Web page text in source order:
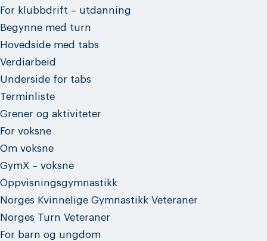
For klubbdrift – utdanning
Begynne med turn
Hovedside med tabs
Verdiarbeid
Underside for tabs
Terminliste
Grener og aktiviteter
For voksne
Om voksne
GymX – voksne
Oppvisningsgymnastikk
Norges Kvinnelige Gymnastikk Veteraner
Norges Turn Veteraner
For barn og ungdom